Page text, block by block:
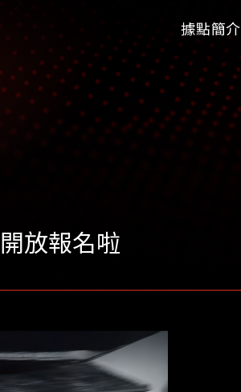
據點簡介
放報名啦